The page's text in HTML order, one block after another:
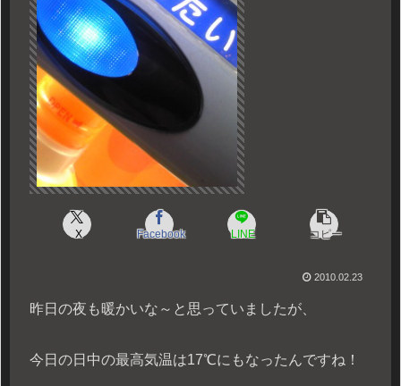
X Facebook LINE コピー
2010.02.23
昨日の夜も暖かいな～と思っていましたが、
今日の日中の最高気温は17℃にもなったんですね！